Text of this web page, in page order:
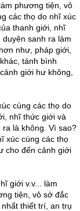
phương tiện, vô
các thọ do nhĩ xúc
thanh giới, nhĩ
sanh ra làm
như, pháp giới,
tánh bình
giới hư không,
cùng các thọ do
nhĩ thức giới và
là không. Vì sao?
xúc cùng các thọ
cho đến cảnh giới
giới v.v... làm
tiện, vô sở đắc
thiết trí, an trụ